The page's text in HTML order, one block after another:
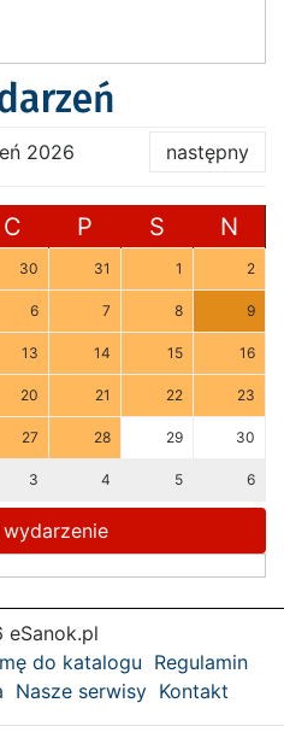
2026 następny
C P S N
30 31 1 2
6 7 8 9
13 14 15 16
20 21 22 23
27 28 29 30
3 4 5 6
do katalogu Regulamin
Nasze serwisy Kontakt